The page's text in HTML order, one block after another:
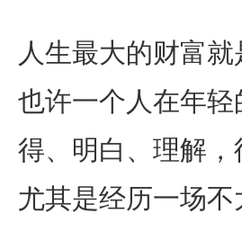
人生最大的财富
也许一个人在年
得、明白、理解
尤其是经历一场